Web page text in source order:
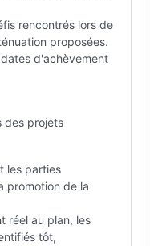
rencontrés lors de
proposées.
d'achèvement
des projets
les parties
promotion de la
réel au plan, les
tôt,